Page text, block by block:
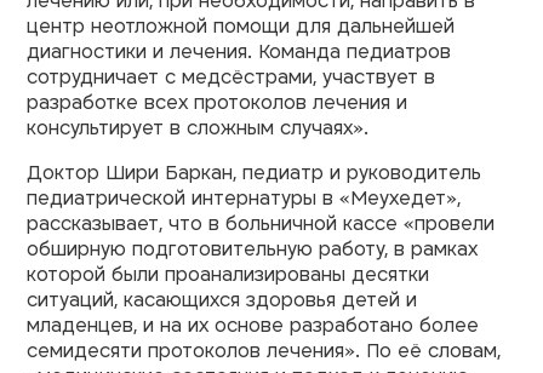
центр неотложной помощи для дальнейшей
диагностики и лечения. Команда педиатров
сотрудничает с медсёстрами, участвует в
разработке всех протоколов лечения и
консультирует в сложным случаях».
Доктор Шири Баркан, педиатр и руководитель
педиатрической интернатуры в «Меухедет»,
рассказывает, что в больничной кассе «провели
обширную подготовительную работу, в рамках
которой были проанализированы десятки
ситуаций, касающихся здоровья детей и
младенцев, и на их основе разработано более
семидесяти протоколов лечения». По её словам,